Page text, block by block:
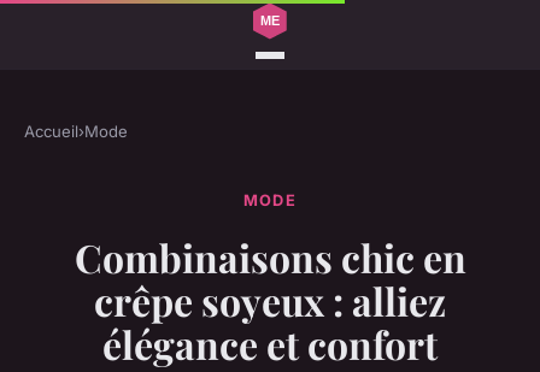
Accueil›Mode
MODE
Combinaisons chic en
crêpe soyeux : alliez
élégance et confort